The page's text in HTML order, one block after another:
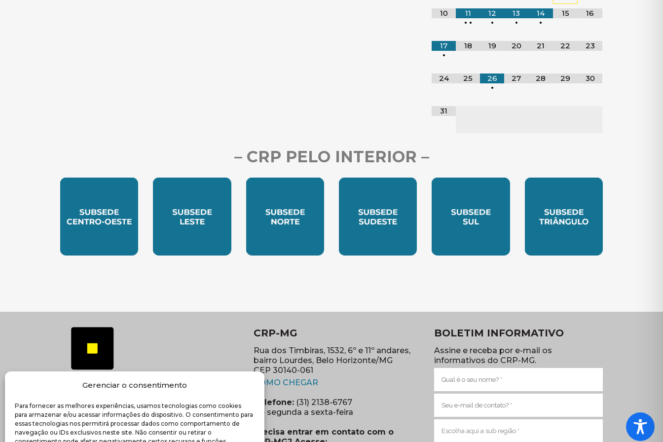
Gerenciar o consentimento
Para fornecer as melhores experiências, usamos tecnologias como cookies
para armazenar e/ou acessar informações do dispositivo. O consentimento para
essas tecnologias nos permitirá processar dados como comportamento de
navegação ou IDs exclusivos neste site. Não consentir ou retirar o
10
11
• •
12
•
13
•
14
•
15 16
17
•
18 19 20 21 22 23
24 25
26
•
27 28 29 30
31
– CRP PELO INTERIOR –
Transparência e prestação de contas(abre em nova janela)
CRP-MG
Rua dos Timbiras, 1532, 6º e 11º andares,
bairro Lourdes, Belo Horizonte/MG
CEP 30140-061
COMO CHEGAR(abre em nova janela)
Telefone:(31) 2138-6767
De segunda a sexta-feira
Precisa entrar em contato com o
BOLETIM INFORMATIVO
Assine e receba por e-mail os
informativos do CRP-MG.
(obrigatório)
mail
(obrigatório)
região